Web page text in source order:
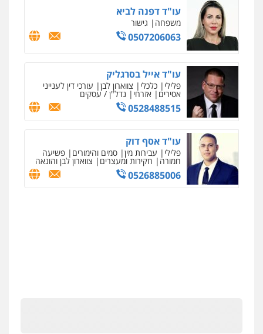
עו"ד דפנה לביא
משפחה גישור
0507206063
עו"ד אייל בסרגליק
פלילי כלכלי צווארון לבן עורכי דין לענייני
אסירים אזרחי נדל"ן / עסקים
0528488515
עו"ד אסף דוק
פלילי עבירות מין סמים והימורים פשיעה
חמורה חקירות ומעצרים צווארון לבן והונאה
0526885006